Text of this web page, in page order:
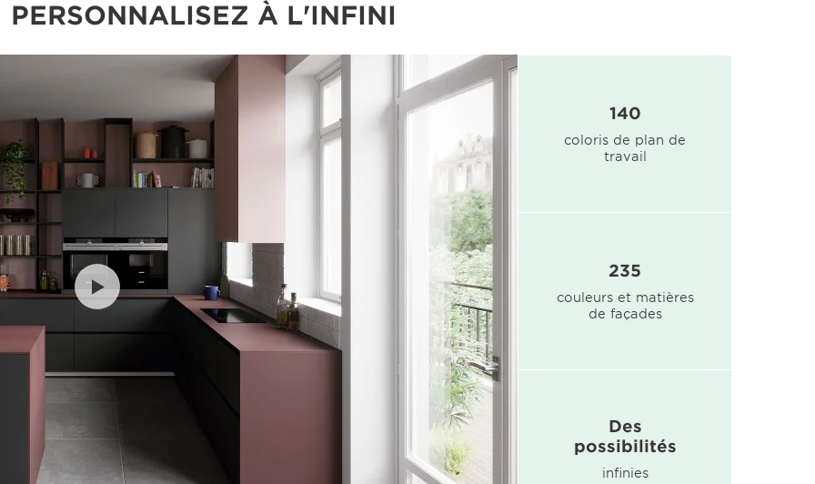
PERSONNALISEZ À L'INFINI
140
coloris de plan de
travail
235
couleurs et matières
de façades
Des
possibilités
infinies